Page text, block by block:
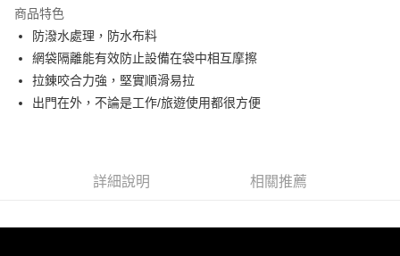
Apple Pay
街口支付
悠遊付
商品特色
防潑水處理，防水布料
網袋隔離能有效防止設備在袋中相互摩擦
拉錬咬合力強，堅實順滑易拉
出門在外，不論是工作/旅遊使用都很方便
詳細說明 相關推薦